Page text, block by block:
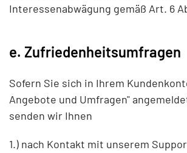
Interessenabwägung gemäß Art. 6
e. Zufriedenheitsumfragen
Sofern Sie sich in Ihrem
Angebote und Umfragen"
senden wir Ihnen
1.) nach Kontakt mit unserem